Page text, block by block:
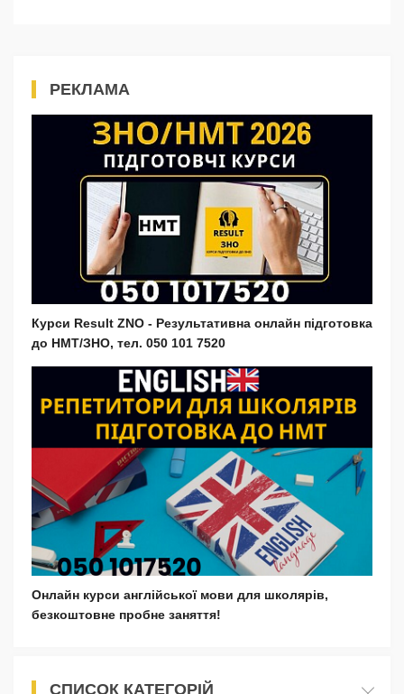
СПИСОК КАТЕГОРІЙ
РЕКЛАМА
Курси Result ZNO - Результативна онлайн підготовка
до НМТ/ЗНО, тел. 050 101 7520
Онлайн курси англійської мови для школярів,
безкоштовне пробне заняття!